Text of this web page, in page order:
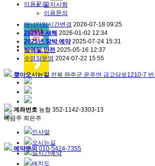
공지사항
이용문의
인사말
오시는길
실시간예약
배치도
이용문의
매너타임시간변경 2026-07-18 09:25
2026년 새해 2026-01-02 12:34
2025년 장박 예약 2025-07-24 15:31
방역및 안전 2025-05-16 12:37
수영장운영 2024-07-22 15:55
찾아오시는길 전북 완주군 운주면 금고당로1210-7
계좌번호 농협 352-1142-3303-13
예금주 최은주
예약문의 010-5424-7355